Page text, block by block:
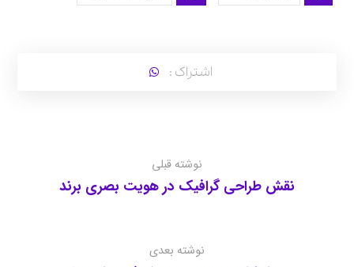
نوشته قبلی
نقش طراحی گرافیک در هویت بصری برند
نوشته بعدی